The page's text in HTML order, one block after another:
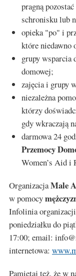
pragną
schronisku lub
opieka "po" i
które niedawno
grupy wsparcia
domowej;
zajęcia i grupy
niezależna
którzy
gdy wkraczają
darmowa 24
Przemocy
Women’s Aid i
OrganizacjaMale
w pomocy
Infolinia
poniedziałku do
17:00; email:
internetowa:
Pamiętaj też, że w